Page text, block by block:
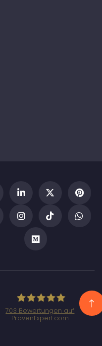
703 Bewertungen auf
ProvenExpert.com